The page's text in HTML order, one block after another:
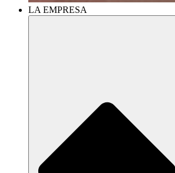
LA EMPRESA